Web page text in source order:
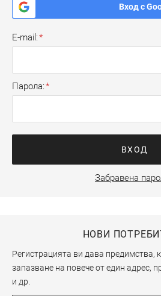
Вход с
E-mail
Парола
ВХОД
Забравена
НОВИ
Регистрацията ви дава предимства,
запазване на повече от един адрес,
и др.